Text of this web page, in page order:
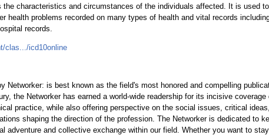
the characteristics and circumstances of the individuals affected. It is used
health problems recorded on many types of health and vital records
records.
clas.../icd10online
Networker: is best known as the field's most honored and compelling
the Networker has earned a world-wide readership for its incisive
practice, while also offering perspective on the social issues, critical
shaping the direction of the profession. The Networker is dedicated to
adventure and collective exchange within our field. Whether you want to